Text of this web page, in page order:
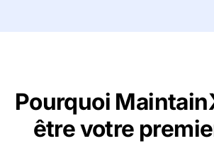
Pourquoi
être votre